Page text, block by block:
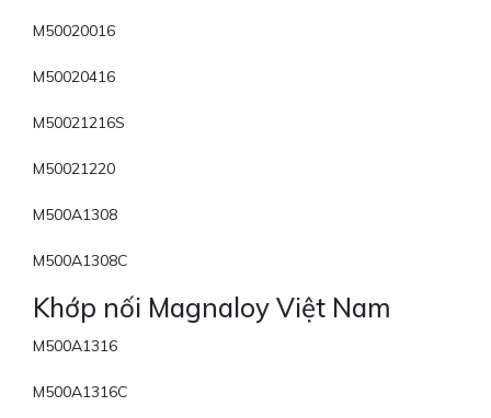
M50020016
M50020416
M50021216S
M50021220
M500A1308
M500A1308C
Khớp nối Magnaloy Việt Nam
M500A1316
M500A1316C